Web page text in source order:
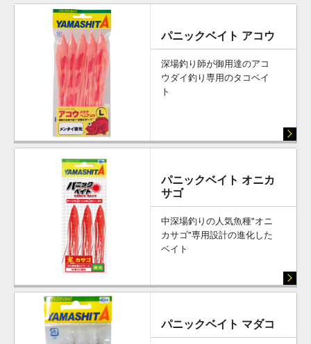
パニックベイト アコウ
深場釣り師が御用達のアコ
ウダイ釣り専用のタコベイ
ト
パニックベイト オニカ
サゴ
中深場釣りの人気魚種"オニ
カサゴ"専用設計の進化した
ベイト
パニックベイト マダコ